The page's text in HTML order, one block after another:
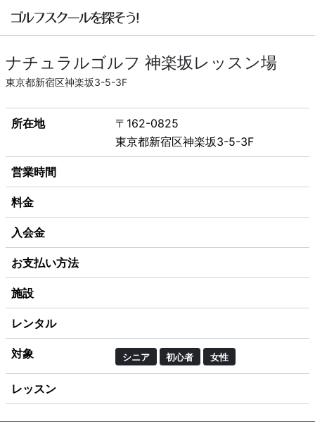
ナチュラルゴルフ 神楽坂レッスン場
東京都新宿区神楽坂3-5-3F
所在地
〒162-0825
東京都新宿区神楽坂3-5-3F
営業時間
料金
入会金
お支払い方法
施設
レンタル
対象 シニア 初心者 女性
レッスン